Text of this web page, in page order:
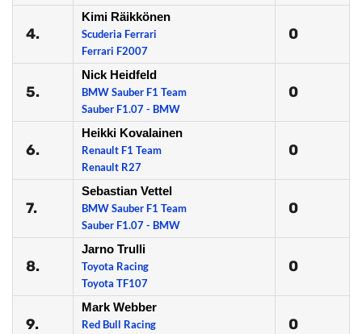
4.
Kimi Räikkönen
Scuderia Ferrari
Ferrari F2007
0
5.
Nick Heidfeld
BMW Sauber F1 Team
Sauber F1.07 - BMW
0
6.
Heikki Kovalainen
Renault F1 Team
Renault R27
0
7.
Sebastian Vettel
BMW Sauber F1 Team
Sauber F1.07 - BMW
0
8.
Jarno Trulli
Toyota Racing
Toyota TF107
0
9.
Mark Webber
Red Bull Racing
0